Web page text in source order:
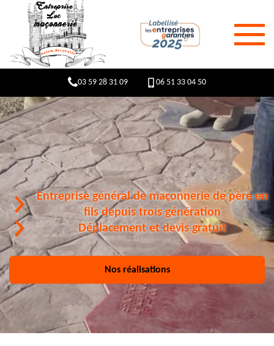
03 59 28 31 09 06 51 33 04 50
Entreprise général de maçonnerie de père en
fils depuis trois génération
Déplacement et devis gratuit
Nos réalisations